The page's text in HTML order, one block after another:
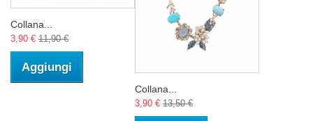
Collana...
3,90 € 11,90 €
Aggiungi
Collana...
3,90 € 13,50 €